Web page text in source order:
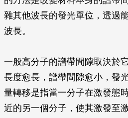
雜其他波長的發光單位，透過
波長。
一般高分子的譜帶間隙取決於
長度愈長，譜帶間隙愈小，發
量轉移是指當一分子在激發態
近的另一個分子，使其激發至